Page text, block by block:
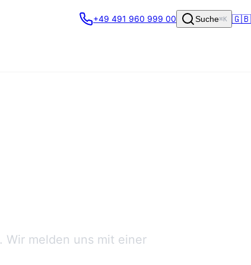
+49 491 960 999 00 Suche⌘K 🇬🇧
. Wir melden uns mit einer